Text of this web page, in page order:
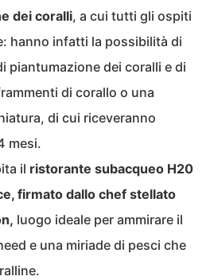
dei coralli, a cui tutti gli ospiti
hanno infatti la possibilità di
piantumazione dei coralli e di
di corallo o una
di cui riceveranno
mesi.
il ristorante subacqueo H20
firmato dallo chef stellato
luogo ideale per ammirare il
e una miriade di pesci che